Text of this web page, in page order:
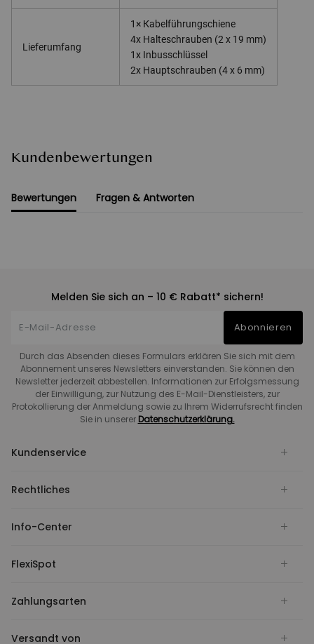
Lieferumfang
1× Kabelführungschiene
4x Halteschrauben (2 x 19 mm)
1x Inbusschlüssel
2x Hauptschrauben (4 x 6 mm)
Kundenbewertungen
Bewertungen Fragen & Antworten
Melden Sie sich an – 10 € Rabatt* sichern!
Abonnieren
Durch das Absenden dieses Formulars erklären Sie sich mit dem
Abonnement unseres Newsletters einverstanden. Sie können den
Newsletter jederzeit abbestellen. Informationen zur Erfolgsmessung
der Einwilligung, zur Nutzung des E-Mail-Dienstleisters, zur
Protokollierung der Anmeldung sowie zu Ihrem Widerrufsrecht finden
Sie in unserer Datenschutzerklärung.
Kundenservice
Rechtliches
Info-Center
FlexiSpot
Zahlungsarten
Versandt von